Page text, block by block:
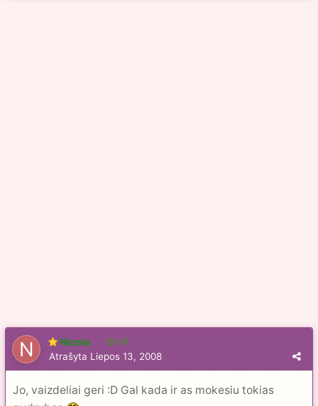
Nicole 56
Atrašyta Liepos 13, 2008
Jo, vaizdeliai geri :D Gal kada ir as mokesiu tokias